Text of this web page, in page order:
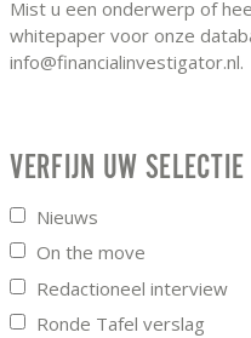
Mist u een onderwerp of
whitepaper voor onze
info@financialinvestigator.nl.
VERFIJN UW SELECTIE
Nieuws
On the move
Redactioneel interview
Ronde Tafel verslag